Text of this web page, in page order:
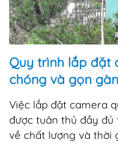
Quy trình lắp đặt
chóng và gọn
Việc lắp đặt camera
được tuân thủ đầy đủ
về chất lượng và thời